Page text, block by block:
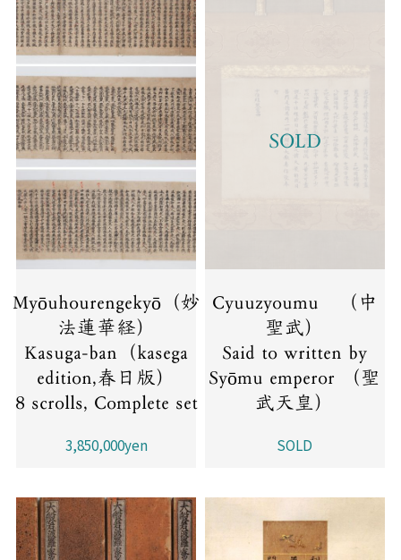
Myōuhourengekyō（妙
法蓮華経）
Kasuga-ban（kasega
edition,春日版）
8 scrolls, Complete set
3,850,000yen
SOLD
Cyuuzyoumu （中
聖武）
Said to written by
Syōmu emperor （聖
武天皇）
SOLD